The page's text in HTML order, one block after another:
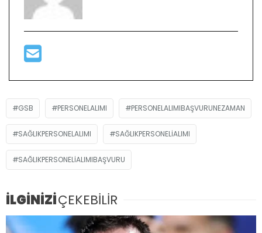
GSB PERSONELALIMI PERSONELALIMIBAŞVURUNEZAMAN
SAĞLIKPERSONELALIMI SAĞLIKPERSONELIALIMI
SAĞLIKPERSONELIALIMIBAŞVURU
İLGİNİZİÇEKEBİLİR